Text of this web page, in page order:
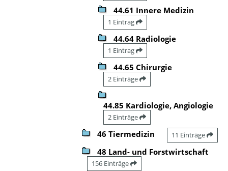
44.61 Innere Medizin
1 Eintrag
44.64 Radiologie
1 Eintrag
44.65 Chirurgie
2 Einträge
44.85 Kardiologie, Angiologie
2 Einträge
46 Tiermedizin 11 Einträge
48 Land- und Forstwirtschaft
156 Einträge